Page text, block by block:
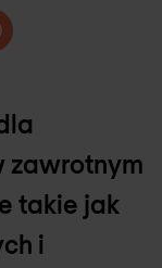
zawrotnym
takie jak
i